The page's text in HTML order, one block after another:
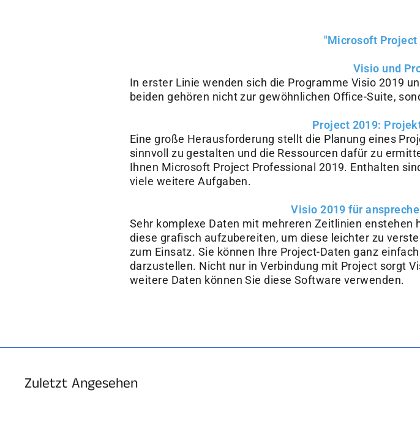
"Microsoft Project
Visio und
In erster Linie wenden sich die Programme Visio 2019
beiden gehören nicht zur gewöhnlichen Office-Suite,
Project 2019:
Eine große Herausforderung stellt die Planung eines
sinnvoll zu gestalten und die Ressourcen dafür zu
Ihnen Microsoft Project Professional 2019. Enthalten
viele weitere Aufgaben.
Visio 2019 für
Sehr komplexe Daten mit mehreren Zeitlinien enstehen
diese grafisch aufzubereiten, um diese leichter zu
zum Einsatz. Sie können Ihre Project-Daten ganz
darzustellen. Nicht nur in Verbindung mit Project sorgt
weitere Daten können Sie diese Software verwenden.
Zuletzt Angesehen